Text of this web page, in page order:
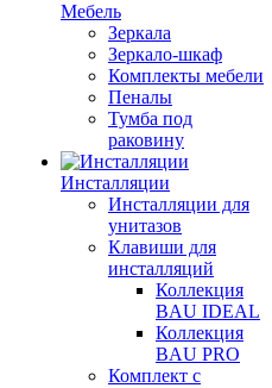
Мебель
Зеркала
Зеркало-шкаф
Комплекты мебели
Пеналы
Тумба под
раковину
Инсталляции
Инсталляции для
унитазов
Клавиши для
инсталляций
Коллекция
BAU IDEAL
Коллекция
BAU PRO
Комплект с